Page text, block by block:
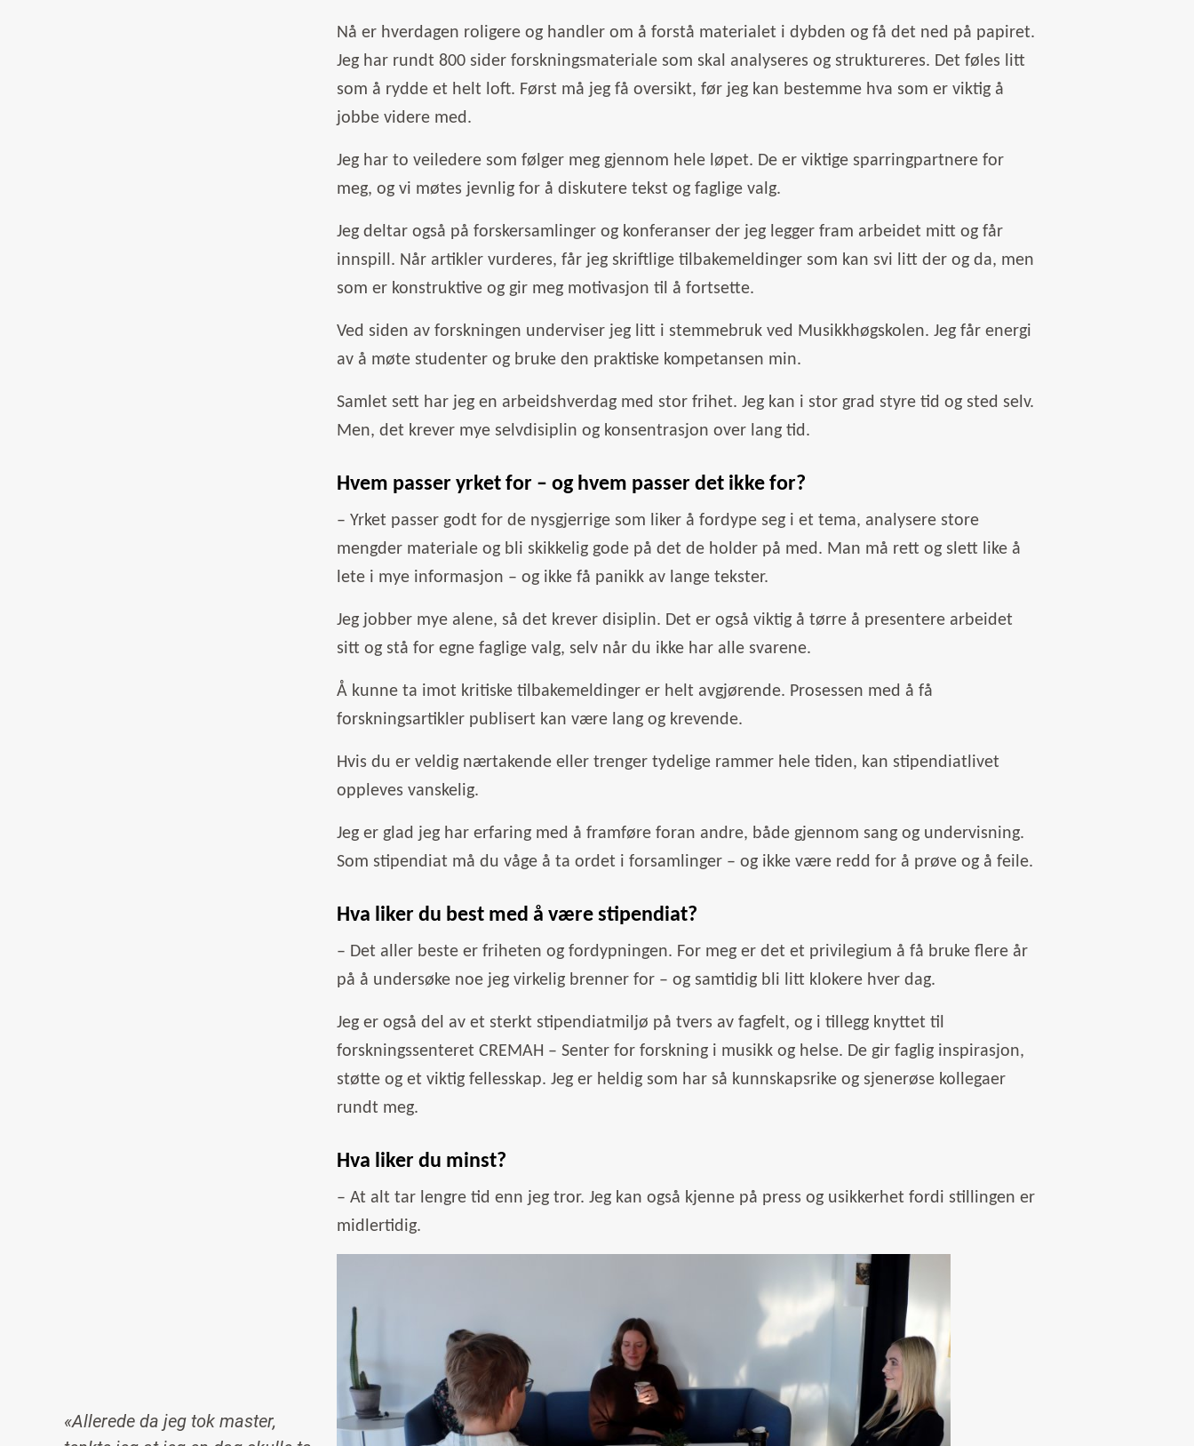
«Allerede da jeg tok master,
Nå er hverdagen roligere og handler om å forstå materialet i dybden og få det ned på papiret.
Jeg har rundt 800 sider forskningsmateriale som skal analyseres og struktureres. Det føles litt
som å rydde et helt loft. Først må jeg få oversikt, før jeg kan bestemme hva som er viktig å
jobbe videre med.
Jeg har to veiledere som følger meg gjennom hele løpet. De er viktige sparringpartnere for
meg, og vi møtes jevnlig for å diskutere tekst og faglige valg.
Jeg deltar også på forskersamlinger og konferanser der jeg legger fram arbeidet mitt og får
innspill. Når artikler vurderes, får jeg skriftlige tilbakemeldinger som kan svi litt der og da, men
som er konstruktive og gir meg motivasjon til å fortsette.
Ved siden av forskningen underviser jeg litt i stemmebruk ved Musikkhøgskolen. Jeg får energi
av å møte studenter og bruke den praktiske kompetansen min.
Samlet sett har jeg en arbeidshverdag med stor frihet. Jeg kan i stor grad styre tid og sted selv.
Men, det krever mye selvdisiplin og konsentrasjon over lang tid.
Hvem passer yrket for – og hvem passer det ikke for?
– Yrket passer godt for de nysgjerrige som liker å fordype seg i et tema, analysere store
mengder materiale og bli skikkelig gode på det de holder på med. Man må rett og slett like å
lete i mye informasjon – og ikke få panikk av lange tekster.
Jeg jobber mye alene, så det krever disiplin. Det er også viktig å tørre å presentere arbeidet
sitt og stå for egne faglige valg, selv når du ikke har alle svarene.
Å kunne ta imot kritiske tilbakemeldinger er helt avgjørende. Prosessen med å få
forskningsartikler publisert kan være lang og krevende.
Hvis du er veldig nærtakende eller trenger tydelige rammer hele tiden, kan stipendiatlivet
oppleves vanskelig.
Jeg er glad jeg har erfaring med å framføre foran andre, både gjennom sang og undervisning.
Som stipendiat må du våge å ta ordet i forsamlinger – og ikke være redd for å prøve og å feile.
Hva liker du best med å være stipendiat?
– Det aller beste er friheten og fordypningen. For meg er det et privilegium å få bruke flere år
på å undersøke noe jeg virkelig brenner for – og samtidig bli litt klokere hver dag.
Jeg er også del av et sterkt stipendiatmiljø på tvers av fagfelt, og i tillegg knyttet til
forskningssenteret CREMAH – Senter for forskning i musikk og helse. De gir faglig inspirasjon,
støtte og et viktig fellesskap. Jeg er heldig som har så kunnskapsrike og sjenerøse kollegaer
rundt meg.
Hva liker du minst?
– At alt tar lengre tid enn jeg tror. Jeg kan også kjenne på press og usikkerhet fordi stillingen er
midlertidig.